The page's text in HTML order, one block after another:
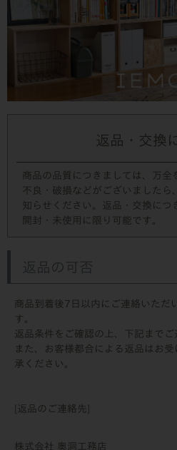
返品・交換
商品の品質につきましては、万全
不良・破損などがございましたら
知らせください。返品・交換につ
開封・未使用に限り可能です。
返品の可否
商品到着後7日以内にご連絡いただ
す。
返品条件をご確認の上、下記までご
また、お客様都合による返品はお
承ください。
[返品のご連絡先]
株式会社 奥洞工務店